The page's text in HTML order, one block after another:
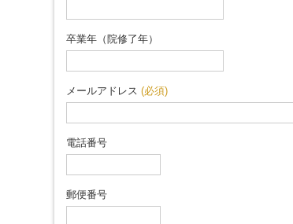
卒業年（院修了年）
メールアドレス (必須)
電話番号
郵便番号